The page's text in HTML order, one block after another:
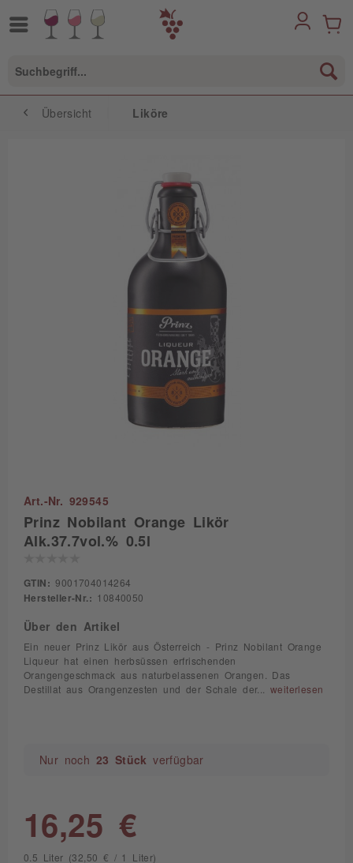
Übersicht Liköre
Art.-Nr. 929545
Prinz Nobilant Orange Likör
Alk.37.7vol.% 0.5l
GTIN: 9001704014264
Hersteller-Nr.: 10840050
Über den Artikel
Ein neuer Prinz Likör aus Österreich - Prinz Nobilant Orange
Liqueur hat einen herbsüssen erfrischenden
Orangengeschmack aus naturbelassenen Orangen. Das
Destillat aus Orangenzesten und der Schale der... weiterlesen
Nur noch 23 Stück verfügbar
16,25 €
0.5 Liter (32,50 € / 1 Liter)